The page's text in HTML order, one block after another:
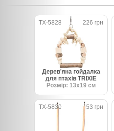
TX-5828 226 грн
Дерев'яна гойдалка
для птахів TRIXIE
Розмір: 13х19 см
TX-5830 53 грн